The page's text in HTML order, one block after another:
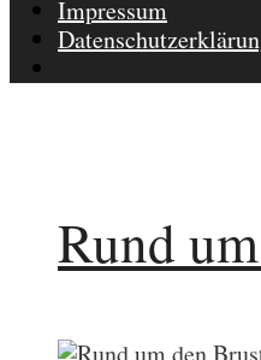
Impressum
Rund